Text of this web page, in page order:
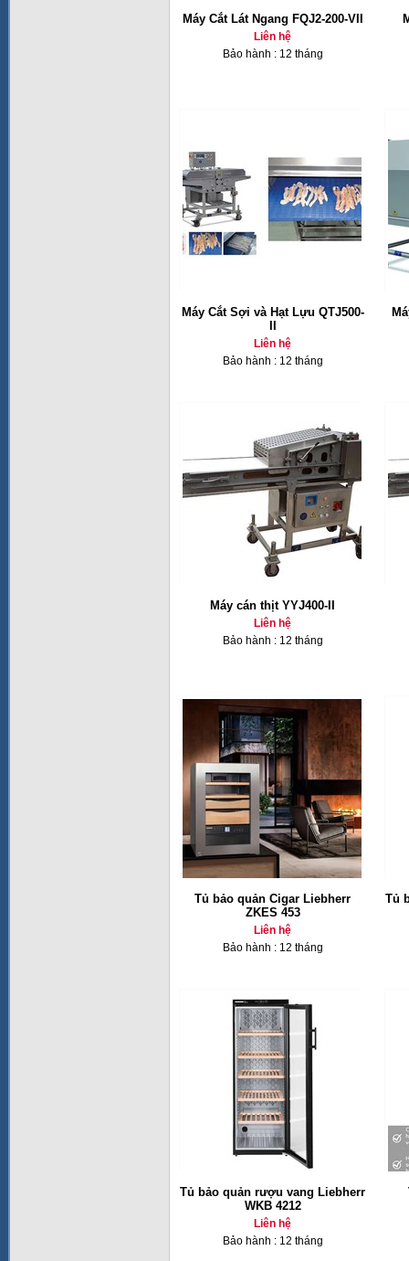
Máy Cắt Lát Ngang FQJ2-200-VII
Liên hệ
Bảo hành : 12 tháng
Máy Cắt Sợi và Hạt Lựu QTJ500-
Liên hệ
Bảo hành : 12 tháng
Máy cán thịt YYJ400-II
Liên hệ
Bảo hành : 12 tháng
Tủ bảo quản Cigar Liebherr
ZKES 453
Liên hệ
Bảo hành : 12 tháng
Tủ
Tủ bảo quản rượu vang Liebherr
WKB 4212
Liên hệ
Bảo hành : 12 tháng